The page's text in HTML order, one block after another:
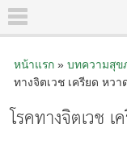
หน้าแรก» บทความสุข
ทางจิตเวช เครียด หวา
โรคทางจิตเวช